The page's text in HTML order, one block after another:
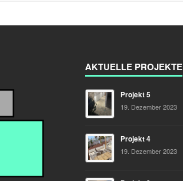
AKTUELLE PROJEKTE
Projekt 5
19. Dezember 2023
Projekt 4
19. Dezember 2023